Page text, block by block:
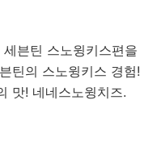
븐틴 스노윙키스편을
틴의 스노윙키스 경험!
맛! 네네스노윙치즈.